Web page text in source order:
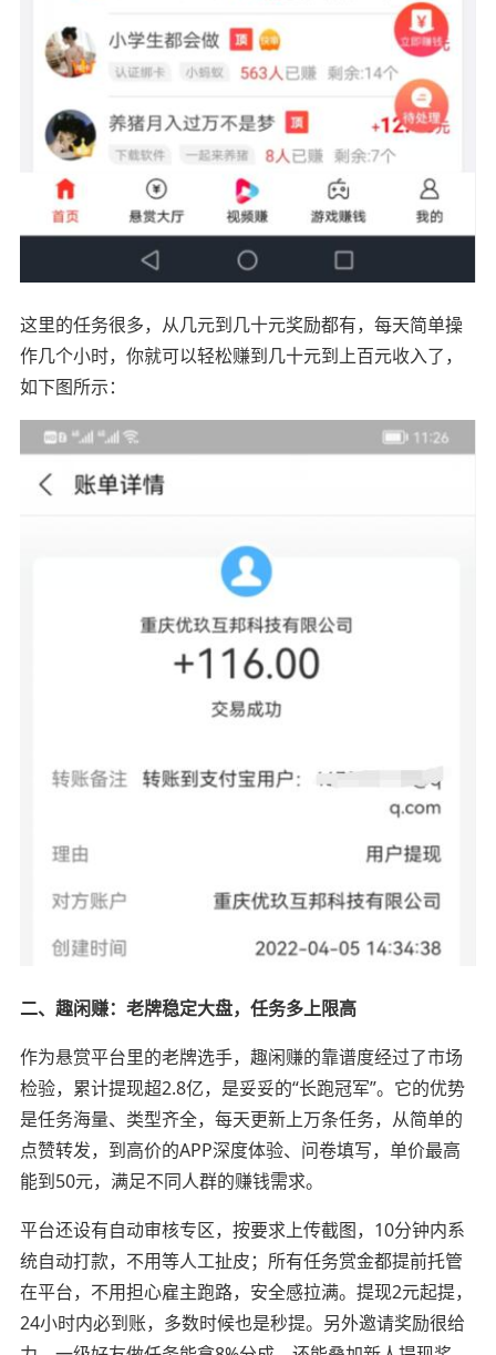
这里的任务很多，从几元到几十元奖励都有，每天简单操
作几个小时，你就可以轻松赚到几十元到上百元收入了，
如下图所示：
二、趣闲赚：老牌稳定大盘，任务多上限高
作为悬赏平台里的老牌选手，趣闲赚的靠谱度经过了市场
检验，累计提现超2.8亿，是妥妥的“长跑冠军”。它的优势
是任务海量、类型齐全，每天更新上万条任务，从简单的
点赞转发，到高价的APP深度体验、问卷填写，单价最高
能到50元，满足不同人群的赚钱需求。
平台还设有自动审核专区，按要求上传截图，10分钟内系
统自动打款，不用等人工扯皮；所有任务赏金都提前托管
在平台，不用担心雇主跑路，安全感拉满。提现2元起提，
24小时内必到账，多数时候也是秒提。另外邀请奖励很给